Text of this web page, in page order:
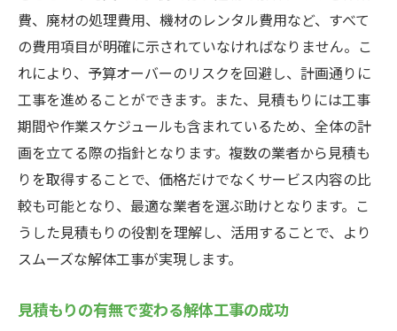
解体工事の見積もり内訳を徹底解剖
見積もり書に記載される基本項目
費用項目ごとの内訳とその意味
追加費用が発生する場合の条件
見積もり比較で注意すべきポイント
見積もりの不明点をクリアにする方法
見積もり内訳を理解してコストを抑える
広島市安佐北区の解体工事で費用を抑えるため
のコツ
再利用可能な資材を活用する
費、廃材の処理費用、機材のレンタル費用など、すべて
の費用項目が明確に示されていなければなりません。こ
れにより、予算オーバーのリスクを回避し、計画通りに
工事を進めることができます。また、見積もりには工事
期間や作業スケジュールも含まれているため、全体の計
画を立てる際の指針となります。複数の業者から見積も
りを取得することで、価格だけでなくサービス内容の比
較も可能となり、最適な業者を選ぶ助けとなります。こ
うした見積もりの役割を理解し、活用することで、より
スムーズな解体工事が実現します。
見積もりの有無で変わる解体工事の成功